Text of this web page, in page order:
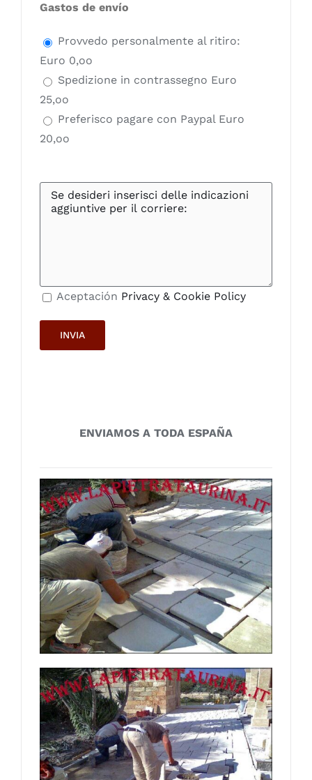
Gastos de envío
Provvedo personalmente al ritiro:
Euro 0,oo
Spedizione in contrassegno Euro
25,oo
Preferisco pagare con Paypal Euro
20,oo
Aceptación Privacy & Cookie Policy
ENVIAMOS A TODA ESPAÑA